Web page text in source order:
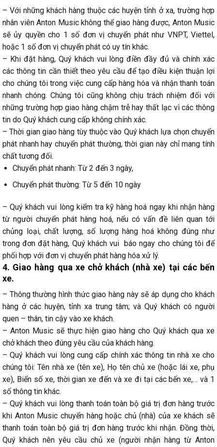
– Với những khách hàng thuộc các huyện tỉnh ở xa, trường hợp
nhân viên Anton Music không thể giao hàng được, Anton Music
sẽ ủy quyền cho 1 số đơn vị chuyển phát như VNPT, Viettel,
hoặc 1 số đơn vị chuyển phát có uy tín khác.
– Khi đặt hàng, Quý khách vui lòng điền đầy đủ và chính xác
các thông tin cần thiết theo yêu cầu để tạo điều kiện thuận lợi
cho chúng tôi trong việc cung cấp hàng hóa và nhận thanh toán
nhanh chóng. Chúng tôi cũng không chịu trách nhiệm đối với
những trường hợp giao hàng chậm trễ hay thất lạc vì các thông
tin do Quý khách cung cấp không chính xác.
– Thời gian giao hàng tùy thuộc vào Quý khách lựa chọn chuyển
phát nhanh hay chuyển phát thường, thời gian này chỉ mang tính
chất tương đối.
Chuyển phát nhanh: Từ 2 đến 3 ngày,
Chuyển phát thường: Từ 5 đến 10 ngày
– Quý khách vui lòng kiểm tra kỹ hàng hoá ngay khi nhận hàng
từ người chuyển phát hàng hoá, nếu có vấn đề liên quan tới
chủng loại, chất lượng, số lượng hàng hoá không đúng như
trong đơn đặt hàng, Quý khách vui báo ngay cho chúng tôi để
phối hợp với đơn vị chuyển phát hàng hóa xử lý.
4. Giao hàng qua xe chở khách (nhà xe) tại các bến
xe.
– Thông thường hình thức giao hàng này sẽ áp dụng cho khách
hàng ở các huyện, tỉnh xa trung tâm; và Quý khách có người
quen – thân, tin cậy vào xe khách.
– Anton Music sẽ thực hiện giao hàng cho Quý khách qua xe
chở khách theo đúng yêu cầu của khách hàng.
– Quý khách vui lòng cung cấp chính xác thông tin nhà xe cho
chúng tôi: Tên nhà xe (tên xe), Họ tên chủ xe (hoặc lái xe, phụ
xe), Biển số xe, thời gian xe đến và xe đi tại các bến xe,… và 1
số thông tin khác.
– Quý khách vui lòng thanh toán toàn bộ giá trị đơn hàng trước
khi Anton Music chuyển hàng hoặc chủ (nhà) của xe khách sẽ
thanh toán toàn bộ giá trị đơn hàng trước khi nhận. Đồng thời,
Quý khách nên yêu cầu chủ xe (người nhận hàng từ Anton